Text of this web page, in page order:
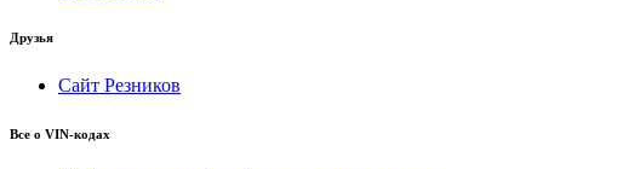
Друзья
Сайт Резников
Все о VIN-кодах